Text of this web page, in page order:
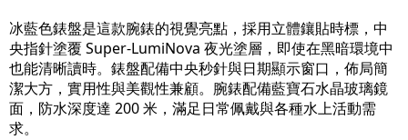
冰藍色錶盤是這款腕錶的視覺亮點，採用立體鑲貼時標，中
央指針塗覆 Super-LumiNova 夜光塗層，即使在黑暗環境中
也能清晰讀時。錶盤配備中央秒針與日期顯示窗口，佈局簡
潔大方，實用性與美觀性兼顧。腕錶配備藍寶石水晶玻璃鏡
面，防水深度達 200 米，滿足日常佩戴與各種水上活動需
求。